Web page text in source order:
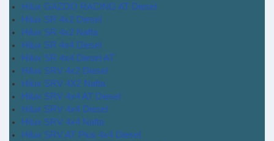
Hilux GAZOO RACING AT Diesel
Hilux SR 4x2 Diesel
Hilux SR 4x2 Nafta
Hilux SR 4x4 Diesel
Hilux SR 4x4 Diesel AT
Hilux SRV 4x2 Diesel
Hilux SRV 4X2 Nafta
Hilux SRV 4x4 AT Diesel
Hilux SRV 4x4 Diesel
Hilux SRV 4x4 Nafta
Hilux SRV AT Plus 4x4 Diesel